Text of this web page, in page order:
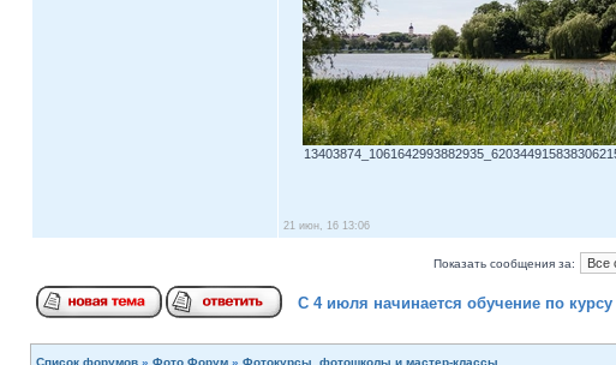
21 июн, 16 13:06
Показать сообщения за:
С 4 июля начинается обучение по
Список форумов » Фото Форум » Фотокурсы, фотошколы и мастер-классы